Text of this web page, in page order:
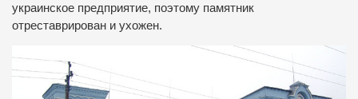
украинское предприятие, поэтому памятник
отреставрирован и ухожен.